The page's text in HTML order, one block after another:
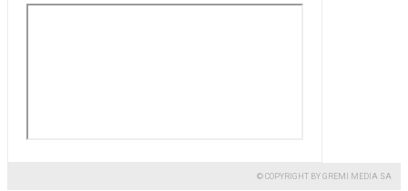
© COPYRIGHT BY GREMI MEDIA SA